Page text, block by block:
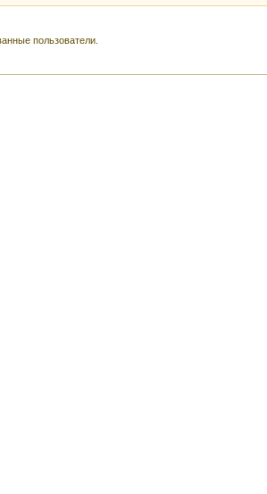
пользователи.